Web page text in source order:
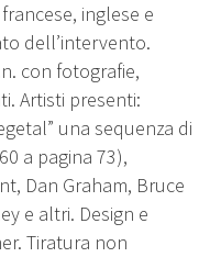
inglese e
dell’intervento.
con fotografie,
Artisti presenti:
una sequenza di
a pagina 73),
Dan Graham, Bruce
e altri. Design e
Tiratura non